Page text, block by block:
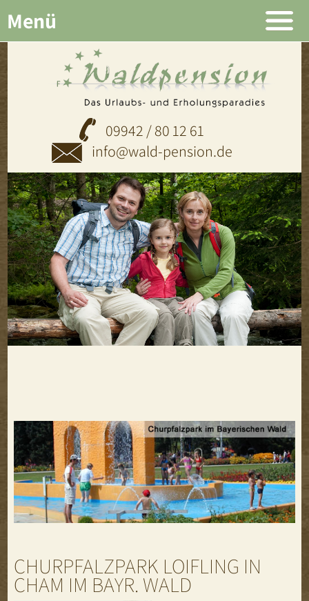
09942 / 80 12 61
info@wald-pension.de
Menü
CHURPFALZPARK LOIFLING IN
CHAM IM BAYR. WALD